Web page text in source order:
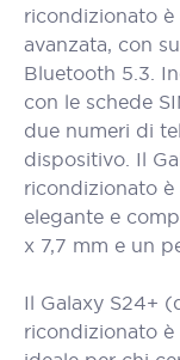
ricondizionato
avanzata, con
Bluetooth 5.3.
con le schede
due numeri di
dispositivo. Il
ricondizionato
elegante e
x 7,7 mm e un
Il Galaxy S24+
ricondizionato